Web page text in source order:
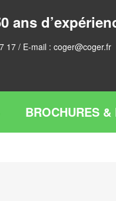
ans
17 / E-mail : coger@coger.fr
BROCHURES &